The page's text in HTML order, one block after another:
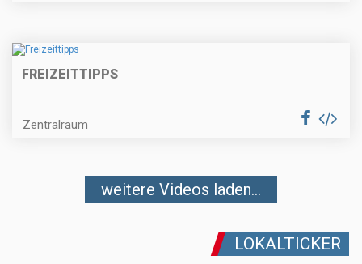
FREIZEITTIPPS
Zentralraum
weitere Videos laden...
LOKALTICKER